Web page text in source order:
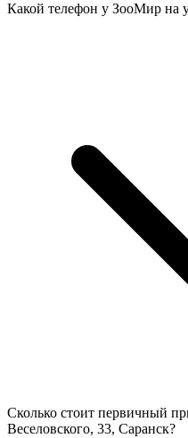
Какой телефон у ЗооМир на
Сколько стоит первичный
Веселовского, 33, Саранск?